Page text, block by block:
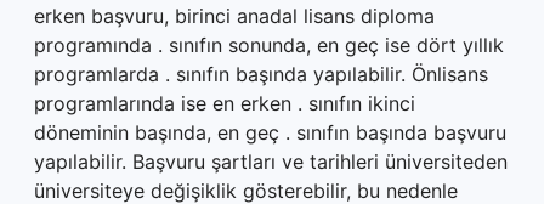
erken başvuru, birinci anadal lisans diploma
programında . sınıfın sonunda, en geç ise dört yıllık
programlarda . sınıfın başında yapılabilir. Önlisans
programlarında ise en erken . sınıfın ikinci
döneminin başında, en geç . sınıfın başında başvuru
yapılabilir. Başvuru şartları ve tarihleri üniversiteden
üniversiteye değişiklik gösterebilir, bu nedenle